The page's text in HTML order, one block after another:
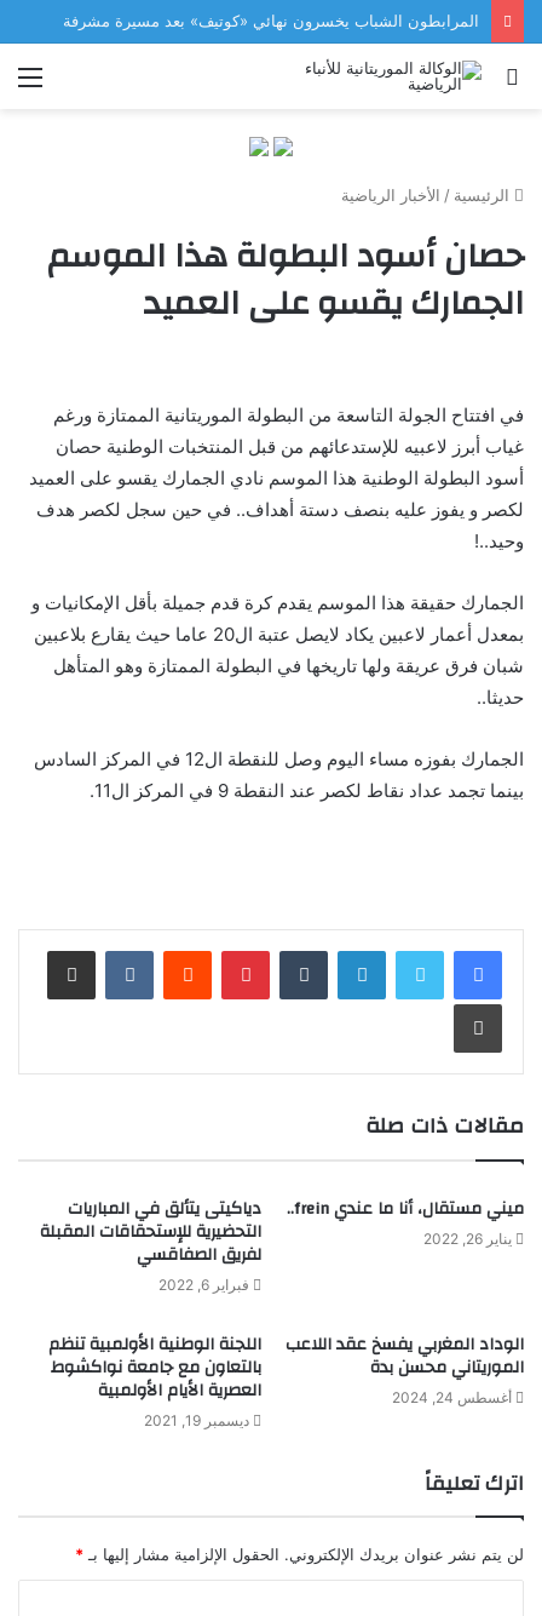
المرابطون الشباب يخسرون نهائي «كوتيف» بعد مسيرة مشرفة
بحث
الرئيسية / الأخبار الرياضية
حصان أسود البطولة هذا الموسم
الجمارك يقسو على العميد
في افتتاح الجولة التاسعة من البطولة الموريتانية الممتازة ورغم
غياب أبرز لاعبيه للإستدعائهم من قبل المنتخبات الوطنية حصان
أسود البطولة الوطنية هذا الموسم نادي الجمارك يقسو على العميد
لكصر و يفوز عليه بنصف دستة أهداف.. في حين سجل لكصر هدف
وحيد..!
الجمارك حقيقة هذا الموسم يقدم كرة قدم جميلة بأقل الإمكانيات و
بمعدل أعمار لاعبين يكاد لايصل عتبة ال20 عاما حيث يقارع بلاعبين
شبان فرق عريقة ولها تاريخها في البطولة الممتازة وهو المتأهل
حديثا..
الجمارك بفوزه مساء اليوم وصل للنقطة ال12 في المركز السادس
بينما تجمد عداد نقاط لكصر عند النقطة 9 في المركز ال11.
لينكدإن بينتيريست مشاركة عبر البريد
طباعة
مقالات ذات صلة
ميني مستقال، أنا ما عندي frein..
يناير 26, 2022
دياكيتى يتألق في المباريات
التحضيرية للإستحقاقات المقبلة
لفريق الصفاقسي
فبراير 6, 2022
الوداد المغربي يفسخ عقد اللاعب
الموريتاني محسن بدة
أغسطس 24, 2024
اللجنة الوطنية الأولمبية تنظم
بالتعاون مع جامعة نواكشوط
العصرية الأيام الأولمبية
ديسمبر 19, 2021
اترك تعليقاً
لن يتم نشر عنوان بريدك الإلكتروني. الحقول الإلزامية مشار إليها بـ *